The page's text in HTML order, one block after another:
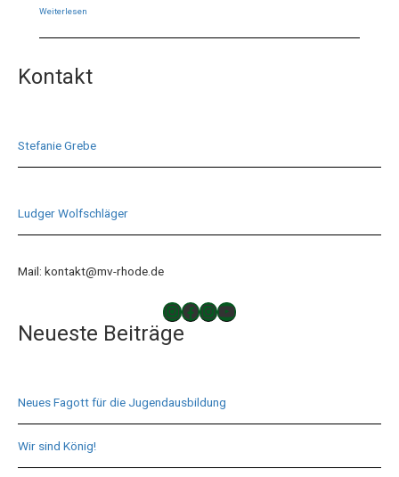
Weiterlesen
Kontakt
Stefanie Grebe
Ludger Wolfschläger
Mail: kontakt@mv-rhode.de
TAKTLOS
Musikverein Rhode
Musikverein Rhode
YouTube
Neueste Beiträge
Neues Fagott für die Jugendausbildung
Wir sind König!